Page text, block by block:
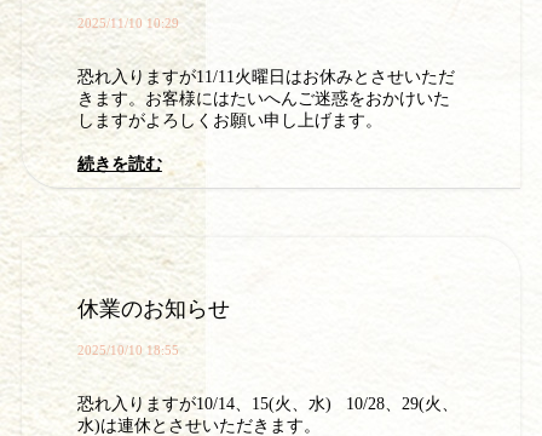
2025/11/10 10:29
恐れ入りますが11/11火曜日はお休みとさせいただ
きます。お客様にはたいへんご迷惑をおかけいた
しますがよろしくお願い申し上げます。
続きを読む
休業のお知らせ
2025/10/10 18:55
恐れ入りますが10/14、15(火、水) 10/28、29(火、
水)は連休とさせいただきます。